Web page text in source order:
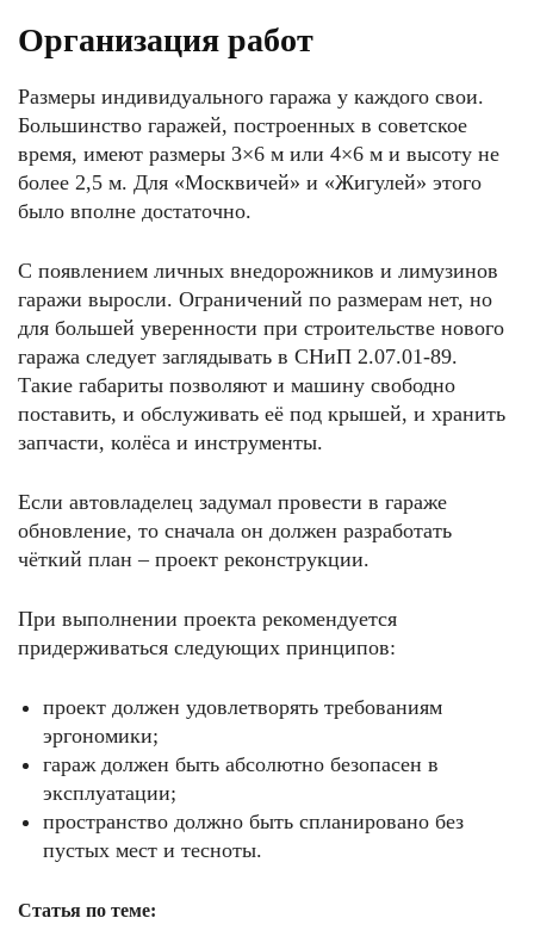
Организация работ
Размеры индивидуального гаража у каждого свои.
Большинство гаражей, построенных в советское
время, имеют размеры 3×6 м или 4×6 м и высоту не
более 2,5 м. Для «Москвичей» и «Жигулей» этого
было вполне достаточно.
С появлением личных внедорожников и лимузинов
гаражи выросли. Ограничений по размерам нет, но
для большей уверенности при строительстве нового
гаража следует заглядывать в СНиП 2.07.01-89.
Такие габариты позволяют и машину свободно
поставить, и обслуживать её под крышей, и хранить
запчасти, колёса и инструменты.
Если автовладелец задумал провести в гараже
обновление, то сначала он должен разработать
чёткий план – проект реконструкции.
При выполнении проекта рекомендуется
придерживаться следующих принципов:
проект должен удовлетворять требованиям
эргономики;
гараж должен быть абсолютно безопасен в
эксплуатации;
пространство должно быть спланировано без
пустых мест и тесноты.
Статья по теме: